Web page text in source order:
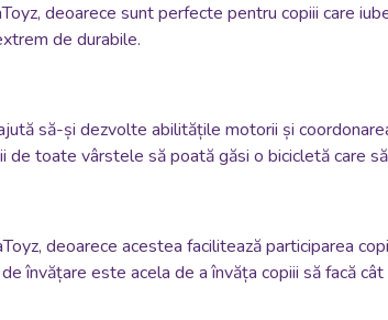
deoarece sunt perfecte pentru copiii care
de durabile.
să-și dezvolte abilitățile motorii și
toate vârstele să poată găsi o bicicletă care
deoarece acestea facilitează participarea
învățare este acela de a învăța copiii să facă